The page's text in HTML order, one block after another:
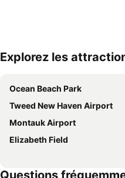
Explorez les
Ocean Beach Park
Tweed New Haven Airport
Montauk Airport
Elizabeth Field
Questions